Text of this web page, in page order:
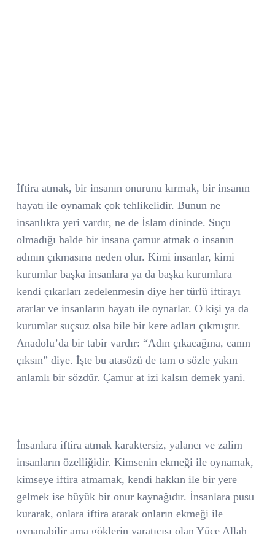
İftira atmak, bir insanın onurunu kırmak, bir insanın
hayatı ile oynamak çok tehlikelidir. Bunun ne
insanlıkta yeri vardır, ne de İslam dininde. Suçu
olmadığı halde bir insana çamur atmak o insanın
adının çıkmasına neden olur. Kimi insanlar, kimi
kurumlar başka insanlara ya da başka kurumlara
kendi çıkarları zedelenmesin diye her türlü iftirayı
atarlar ve insanların hayatı ile oynarlar. O kişi ya da
kurumlar suçsuz olsa bile bir kere adları çıkmıştır.
Anadolu’da bir tabir vardır: “Adın çıkacağına, canın
çıksın” diye. İşte bu atasözü de tam o sözle yakın
anlamlı bir sözdür. Çamur at izi kalsın demek yani.
İnsanlara iftira atmak karaktersiz, yalancı ve zalim
insanların özelliğidir. Kimsenin ekmeği ile oynamak,
kimseye iftira atmamak, kendi hakkın ile bir yere
gelmek ise büyük bir onur kaynağıdır. İnsanlara pusu
kurarak, onlara iftira atarak onların ekmeği ile
oynanabilir ama göklerin yaratıcısı olan Yüce Allah